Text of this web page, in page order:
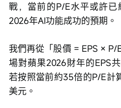
戰，當前的P/E水平或許
2026年AI功能成功的預期。
我們再從「股價 = EPS ×
場對蘋果2026財年的EPS
若按照當前約35倍的P/E計
美元。